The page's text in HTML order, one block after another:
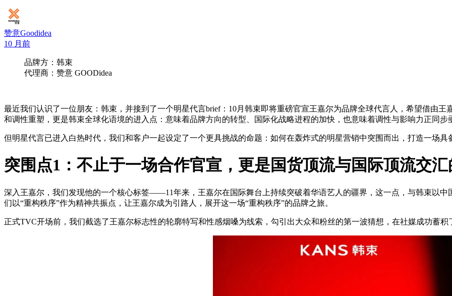
赞意Goodidea
10 月前
品牌方：韩束
代理商：赞意 GOODidea
最近我们认识了一位朋友：韩束，并接到了一个明星代言brief：10月韩束即将重磅官宣王嘉尔为品牌全球代言人，希望借由
和调性重塑，更是韩束全球化语境的进入点：意味着品牌方向的转型、国际化战略进程的加快，也意味着调性与影响力正同步
但明星代言已进入白热时代，我们和客户一起设定了一个更具挑战的命题：如何在轰炸式的明星营销中突围而出，打造一场具
突围点1：不止于一场合作官宣，更是国货顶流与国际顶流交
深入王嘉尔，我们发现他的一个核心标签——11年来，王嘉尔在国际舞台上持续突破着华语艺人的疆界，这一点，与韩束以
们以“重构秩序”作为精神共振点，让王嘉尔成为引路人，展开这一场“重构秩序”的品牌之旅。
正式TVC开场前，我们截选了王嘉尔标志性的轮廓特写和性感烟嗓为线索，勾引出大众和粉丝的第一波猜想，在社媒成功蓄积